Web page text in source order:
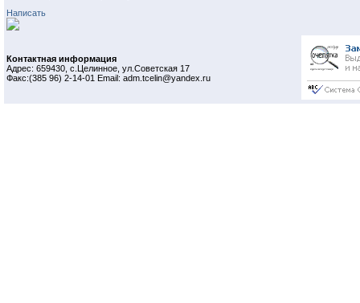
Написать
Контактная информация
Адрес: 659430, с.Целинное, ул.Советская 17
Факс:(385 96) 2-14-01 Email: adm.tcelin@yandex.ru